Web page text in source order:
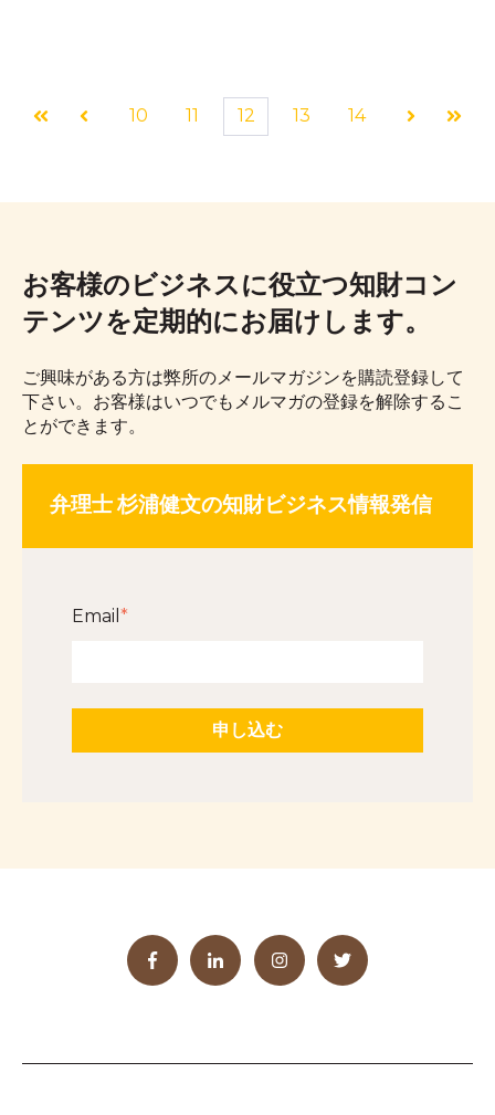
最初 前へ
10 11 12 13 14
次へ 最後
お客様のビジネスに役立つ知財コン
テンツを定期的にお届けします。
ご興味がある方は弊所のメールマガジンを購読登録して
下さい。お客様はいつでもメルマガの登録を解除するこ
とができます。
弁理士 杉浦健文の知財ビジネス情報発信
Email *